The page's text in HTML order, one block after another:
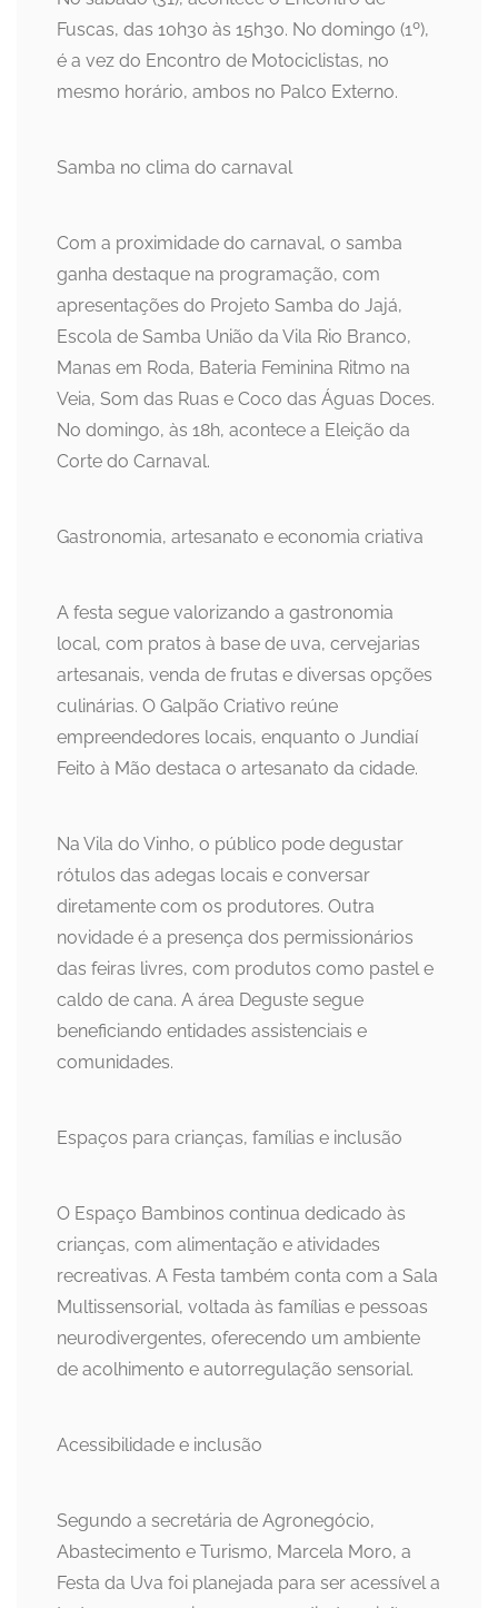
Fuscas, das 10h30 às 15h30. No domingo (1º),
é a vez do Encontro de Motociclistas, no
mesmo horário, ambos no Palco Externo.
Samba no clima do carnaval
Com a proximidade do carnaval, o samba
ganha destaque na programação, com
apresentações do Projeto Samba do Jajá,
Escola de Samba União da Vila Rio Branco,
Manas em Roda, Bateria Feminina Ritmo na
Veia, Som das Ruas e Coco das Águas Doces.
No domingo, às 18h, acontece a Eleição da
Corte do Carnaval.
Gastronomia, artesanato e economia criativa
A festa segue valorizando a gastronomia
local, com pratos à base de uva, cervejarias
artesanais, venda de frutas e diversas opções
culinárias. O Galpão Criativo reúne
empreendedores locais, enquanto o Jundiaí
Feito à Mão destaca o artesanato da cidade.
Na Vila do Vinho, o público pode degustar
rótulos das adegas locais e conversar
diretamente com os produtores. Outra
novidade é a presença dos permissionários
das feiras livres, com produtos como pastel e
caldo de cana. A área Deguste segue
beneficiando entidades assistenciais e
comunidades.
Espaços para crianças, famílias e inclusão
O Espaço Bambinos continua dedicado às
crianças, com alimentação e atividades
recreativas. A Festa também conta com a Sala
Multissensorial, voltada às famílias e pessoas
neurodivergentes, oferecendo um ambiente
de acolhimento e autorregulação sensorial.
Acessibilidade e inclusão
Segundo a secretária de Agronegócio,
Abastecimento e Turismo, Marcela Moro, a
Festa da Uva foi planejada para ser acessível a